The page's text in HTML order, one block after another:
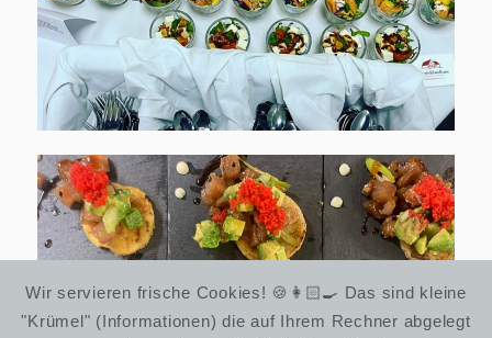
Wir servieren frische Cookies! 🍪👩🏻‍🍳 Das sind kleine
"Krümel" (Informationen) die auf Ihrem Rechner abgelegt